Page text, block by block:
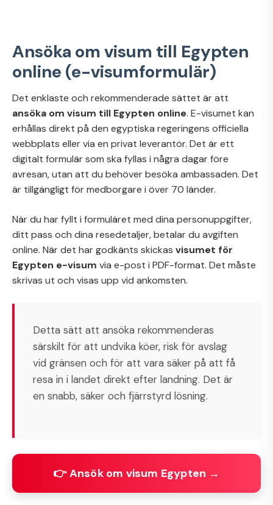
Ansöka om visum till Egypten
online (e-visumformulär)
Det enklaste och rekommenderade sättet är att
ansöka om visum till Egypten online. E-visumet kan
erhållas direkt på den egyptiska regeringens officiella
webbplats eller via en privat leverantör. Det är ett
digitalt formulär som ska fyllas i några dagar före
avresan, utan att du behöver besöka ambassaden. Det
är tillgängligt för medborgare i över 70 länder.
När du har fyllt i formuläret med dina personuppgifter,
ditt pass och dina resedetaljer, betalar du avgiften
online. När det har godkänts skickas visumet för
Egypten e-visum via e-post i PDF-format. Det måste
skrivas ut och visas upp vid ankomsten.
Detta sätt att ansöka rekommenderas
särskilt för att undvika köer, risk för avslag
vid gränsen och för att vara säker på att få
resa in i landet direkt efter landning. Det är
en snabb, säker och fjärrstyrd lösning.
👉 Ansök om visum Egypten →